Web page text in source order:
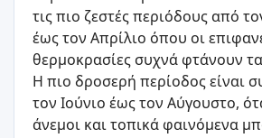
τις πιο ζεστές περιόδους από
έως τον Απρίλιο όπου οι
θερμοκρασίες συχνά φτάνουν τα
Η πιο δροσερή περίοδος είναι
τον Ιούνιο έως τον Αύγουστο,
άνεμοι και τοπικά φαινόμενα